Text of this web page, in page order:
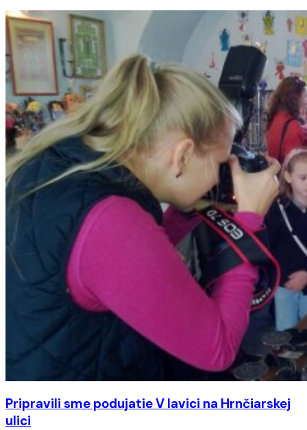
Pripravili sme podujatie V lavici na Hrnčiarskej
ulici